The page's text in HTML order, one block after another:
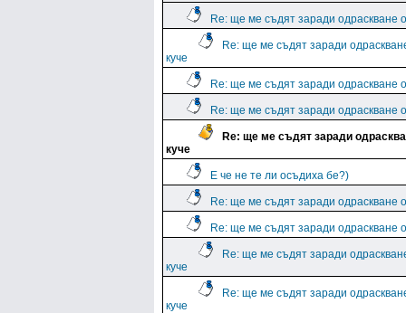
Re: ще ме съдят заради одраскване
Re: ще ме съдят заради
куче
Re: ще ме съдят заради одраскване
Re: ще ме съдят заради одраскване
Re: ще ме съдят заради
куче
E че не те ли осъдиха бе?)
Re: ще ме съдят заради одраскване
Re: ще ме съдят заради одраскване
Re: ще ме съдят заради
куче
Re: ще ме съдят заради
куче